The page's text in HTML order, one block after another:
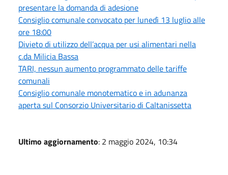
presentare la domanda di adesione
Consiglio comunale convocato per lunedì 13 luglio alle
ore 18:00
Divieto di utilizzo dell’acqua per usi alimentari nella
c.da Milicia Bassa
TARI, nessun aumento programmato delle tariffe
comunali
Consiglio comunale monotematico e in adunanza
aperta sul Consorzio Universitario di Caltanissetta
Ultimo aggiornamento: 2 maggio 2024, 10:34